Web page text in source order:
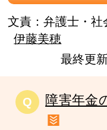
文責：弁護士・社
伊藤美穂
最終更
Q 障害年金